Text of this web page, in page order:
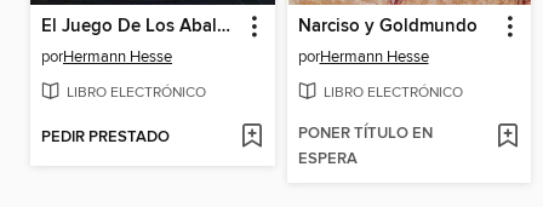
El Juego De Los Abalorios
porHermann Hesse
LIBRO ELECTRÓNICO
PEDIR PRESTADO
Narciso y Goldmundo
porHermann Hesse
LIBRO ELECTRÓNICO
PONER TÍTULO EN
ESPERA